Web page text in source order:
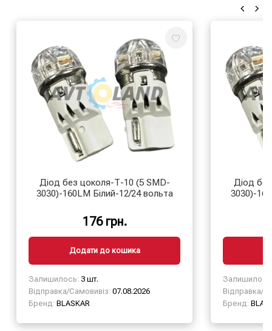
Діод без цоколя-Т-10 (5 SMD-
3030)-160LM Білий-12/24 вольта
176 грн.
Додати до кошика
Залишилось: 3 шт.
Відправка/Самовивіз: 07.08.2026
Бренд: BLASKAR
Діод
3030)-
Відправка/
Бренд: